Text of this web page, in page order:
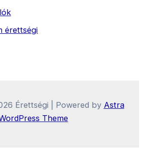
érettségi
Érettségi | Powered by Astra
Theme